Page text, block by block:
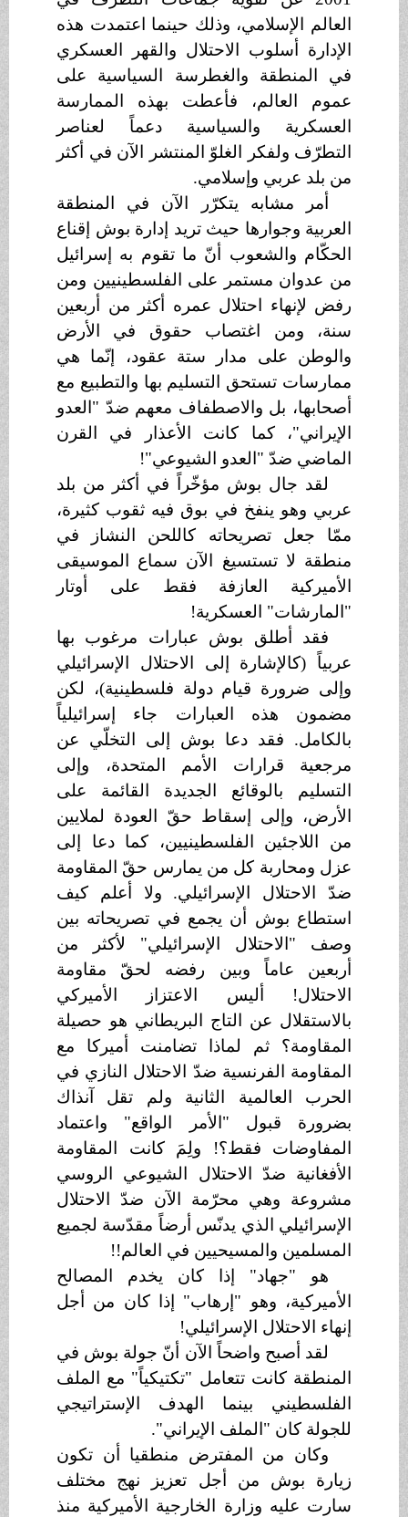
العالم الإسلامي، وذلك حينما اعتمدت هذه
الإدارة أسلوب الاحتلال والقهر العسكري
في المنطقة والغطرسة السياسية على
عموم العالم، فأعطت بهذه الممارسة
العسكرية والسياسية دعماً لعناصر
التطرّف ولفكر الغلوّ المنتشر الآن في أكثر
من بلد عربي وإسلامي.
أمر مشابه يتكرّر الآن في المنطقة
العربية وجوارها حيث تريد إدارة بوش إقناع
الحكّام والشعوب أنّ ما تقوم به إسرائيل
من عدوان مستمر على الفلسطينيين ومن
رفض لإنهاء احتلال عمره أكثر من أربعين
سنة، ومن اغتصاب حقوق في الأرض
والوطن على مدار ستة عقود، إنّما هي
ممارسات تستحق التسليم بها والتطبيع مع
أصحابها، بل والاصطفاف معهم ضدّ "العدو
الإيراني"، كما كانت الأعذار في القرن
الماضي ضدّ "العدو الشيوعي"!
لقد جال بوش مؤخّراً في أكثر من بلد
عربي وهو ينفخ في بوق فيه ثقوب كثيرة،
ممّا جعل تصريحاته كاللحن النشاز في
منطقة لا تستسيغ الآن سماع الموسيقى
الأميركية العازفة فقط على أوتار
"المارشات" العسكرية!
فقد أطلق بوش عبارات مرغوب بها
عربياً (كالإشارة إلى الاحتلال الإسرائيلي
وإلى ضرورة قيام دولة فلسطينية)، لكن
مضمون هذه العبارات جاء إسرائيلياً
بالكامل. فقد دعا بوش إلى التخلّي عن
مرجعية قرارات الأمم المتحدة، وإلى
التسليم بالوقائع الجديدة القائمة على
الأرض، وإلى إسقاط حقّ العودة لملايين
من اللاجئين الفلسطينيين، كما دعا إلى
عزل ومحاربة كل من يمارس حقّ المقاومة
ضدّ الاحتلال الإسرائيلي. ولا أعلم كيف
استطاع بوش أن يجمع في تصريحاته بين
وصف "الاحتلال الإسرائيلي" لأكثر من
أربعين عاماً وبين رفضه لحقّ مقاومة
الاحتلال! أليس الاعتزاز الأميركي
بالاستقلال عن التاج البريطاني هو حصيلة
المقاومة؟ثم لماذا تضامنتأميركا مع
المقاومة الفرنسية ضدّ الاحتلال النازي في
الحرب العالمية الثانية ولم تقل آنذاك
بضرورة قبول "الأمر الواقع" واعتماد
المفاوضات فقط؟! ولِمَ كانت المقاومة
الأفغانية ضدّ الاحتلال الشيوعي الروسي
مشروعة وهي محرّمة الآن ضدّ الاحتلال
الإسرائيلي الذي يدنّس أرضاً مقدّسة لجميع
المسلمين والمسيحيين في العالم!!
هو "جهاد" إذا كان يخدم المصالح
الأميركية، وهو "إرهاب" إذا كان من أجل
إنهاء الاحتلال الإسرائيلي!
لقد أصبح واضحاً الآن أنّ جولة بوش في
المنطقة كانت تتعامل "تكتيكياً" مع الملف
الفلسطيني بينما الهدف الإستراتيجي
للجولة كان "الملف الإيراني".
وكان من المفترض منطقيا أن تكون
زيارة بوش من أجل تعزيز نهج مختلف
سارت عليه وزارة الخارجية الأميركية منذ